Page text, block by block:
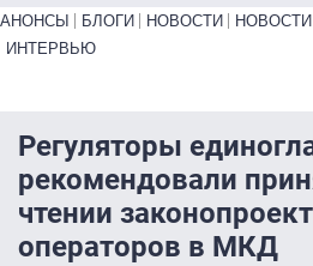
Primary links bottom
АНОНСЫ БЛОГИ НОВОСТИ
ИНТЕРВЬЮ
Регуляторы
рекомендовали
чтении
операторов в МКД